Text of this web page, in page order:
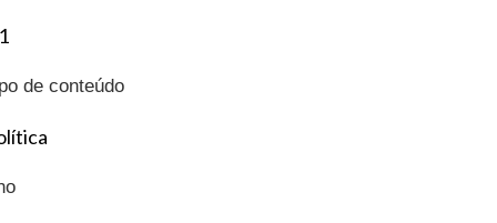
de conteúdo